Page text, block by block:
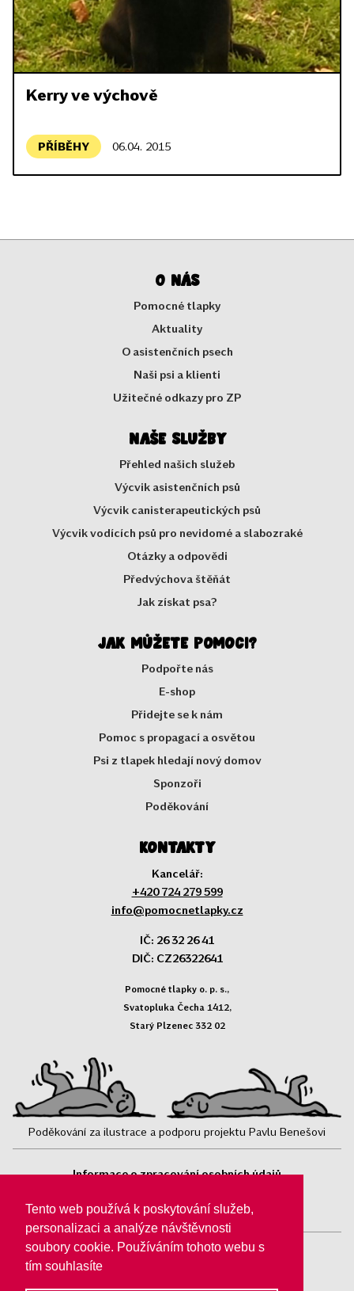
Tento web používá k poskytování služeb,
personalizaci a analýze návštěvnosti
soubory cookie. Používáním tohoto webu s
tím souhlasíte
Kerry ve výchově
PŘÍBĚHY 06.04. 2015
O nás
Pomocné tlapky
Aktuality
O asistenčních psech
Naši psi a klienti
Užitečné odkazy pro ZP
Naše služby
Přehled našich služeb
Výcvik asistenčních psů
Výcvik canisterapeutických psů
Výcvik vodících psů pro nevidomé a slabozraké
Otázky a odpovědi
Předvýchova štěňát
Jak získat psa?
Jak můžete pomoci?
Podpořte nás
E-shop
Přidejte se k nám
Pomoc s propagací a osvětou
Psi z tlapek hledají nový domov
Sponzoři
Poděkování
Kontakty
Kancelář:
+420 724 279 599
info@pomocnetlapky.cz
IČ: 26 32 26 41
DIČ: CZ26322641
Pomocné tlapky o. p. s.,
Svatopluka Čecha 1412,
Starý Plzenec 332 02
Poděkování za ilustrace a podporu projektu Pavlu Benešovi
Informace o zpracování osobních údajů
Sledujte nás: